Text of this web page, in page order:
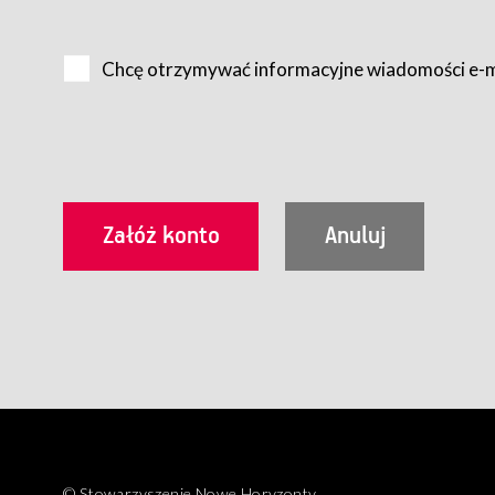
Usługobiorca przed rozpoczęciem korzystania z
utrwalenie i wydrukowanie.
§ 3
Korzystanie ze wszystkich aplikacji Serwisu może być
Chcę otrzymywać informacyjne wiadomości e-